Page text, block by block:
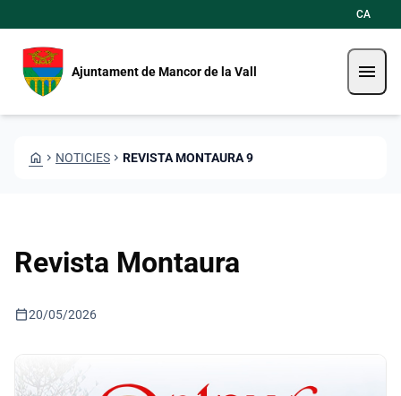
CA
Ajuntament de Mancor de la Vall menu
HOME CHEVRON_RIGHT NOTICIES CHEVRON_RIGHT REVISTA MONTAURA 9
Revista Montaura
calendar_today20/05/2026